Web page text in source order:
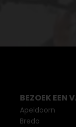
BEZOEK EEN
Apeldoorn
Breda